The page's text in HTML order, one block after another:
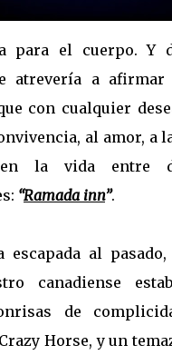
para el cuerpo. Y
atrevería a afirmar
con cualquier
al amor, a
la vida entre
“Ramada inn”.
escapada al
canadiense
de
Horse, y un